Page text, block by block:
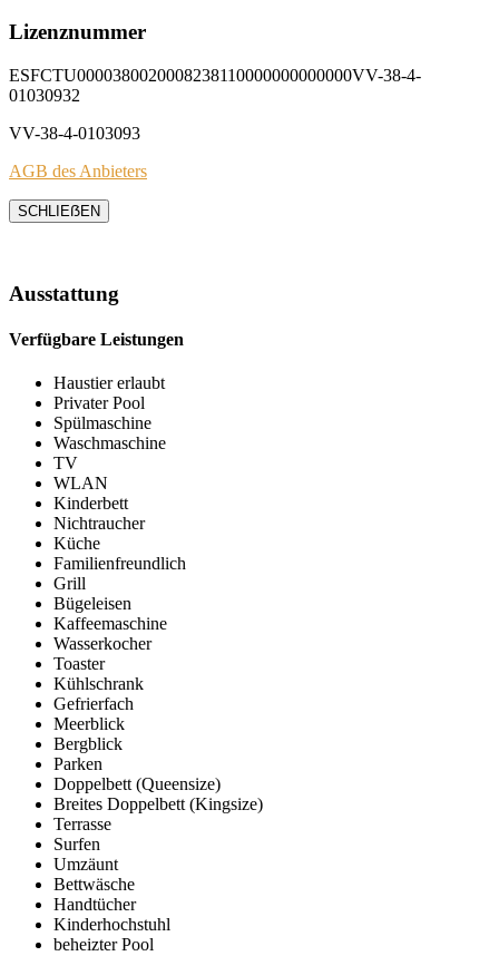
Lizenznummer
ESFCTU0000380020008238110000000000000VV-38-4-
01030932
VV-38-4-0103093
AGB des Anbieters
SCHLIEẞEN
Ausstattung
Verfügbare Leistungen
Haustier erlaubt
Privater Pool
Spülmaschine
Waschmaschine
TV
WLAN
Kinderbett
Nichtraucher
Küche
Familienfreundlich
Grill
Bügeleisen
Kaffeemaschine
Wasserkocher
Toaster
Kühlschrank
Gefrierfach
Meerblick
Bergblick
Parken
Doppelbett (Queensize)
Breites Doppelbett (Kingsize)
Terrasse
Surfen
Umzäunt
Bettwäsche
Handtücher
Kinderhochstuhl
beheizter Pool